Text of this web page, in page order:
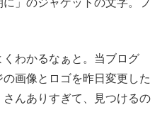
」のジャケットの文字。フ
わかるなぁと。当ブログ
の画像とロゴを昨日変更した
んありすぎて、見つけるの